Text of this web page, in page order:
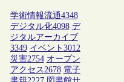
学術情報流通4348
デジタル化4098 デ
ジタルアーカイブ
3349 イベント 3012
災害2754 オープン
アクセス2678 電子